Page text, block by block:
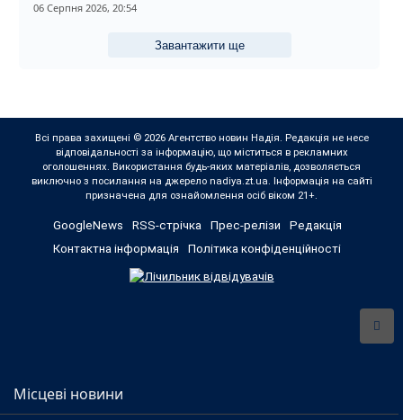
06 Серпня 2026, 20:54
Завантажити ще
Всі права захищені © 2026 Агентство новин Надія. Редакція не несе
відповідальності за інформацію, що міститься в рекламних
оголошеннях. Використання будь-яких матеріалів, дозволяється
виключно з посилання на джерело nadiya.zt.ua. Інформація на сайті
призначена для ознайомлення осіб віком 21+.
GoogleNews RSS-стрічка Прес-релізи
Редакція
Контактна інформація
Політика конфіденційності
Місцеві новини